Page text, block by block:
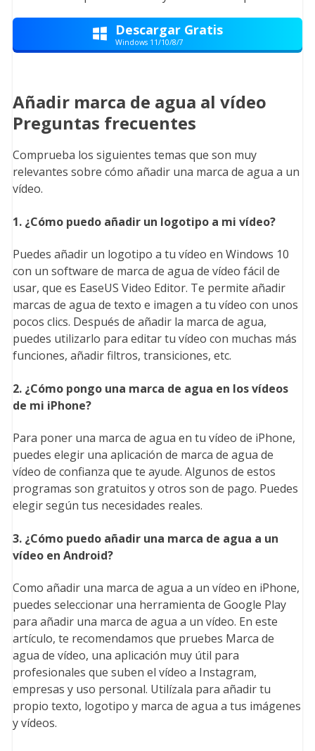
 Descargar Gratis
Windows 11/10/8/7
Añadir marca de agua al vídeo
Preguntas frecuentes
Comprueba los siguientes temas que son muy
relevantes sobre cómo añadir una marca de agua a un
vídeo.
1. ¿Cómo puedo añadir un logotipo a mi vídeo?
Puedes añadir un logotipo a tu vídeo en Windows 10
con un software de marca de agua de vídeo fácil de
usar, que es EaseUS Video Editor. Te permite añadir
marcas de agua de texto e imagen a tu vídeo con unos
pocos clics. Después de añadir la marca de agua,
puedes utilizarlo para editar tu vídeo con muchas más
funciones, añadir filtros, transiciones, etc.
2. ¿Cómo pongo una marca de agua en los vídeos
de mi iPhone?
Para poner una marca de agua en tu vídeo de iPhone,
puedes elegir una aplicación de marca de agua de
vídeo de confianza que te ayude. Algunos de estos
programas son gratuitos y otros son de pago. Puedes
elegir según tus necesidades reales.
3. ¿Cómo puedo añadir una marca de agua a un
vídeo en Android?
Como añadir una marca de agua a un vídeo en iPhone,
puedes seleccionar una herramienta de Google Play
para añadir una marca de agua a un vídeo. En este
artículo, te recomendamos que pruebes Marca de
agua de vídeo, una aplicación muy útil para
profesionales que suben el vídeo a Instagram,
empresas y uso personal. Utilízala para añadir tu
propio texto, logotipo y marca de agua a tus imágenes
y vídeos.